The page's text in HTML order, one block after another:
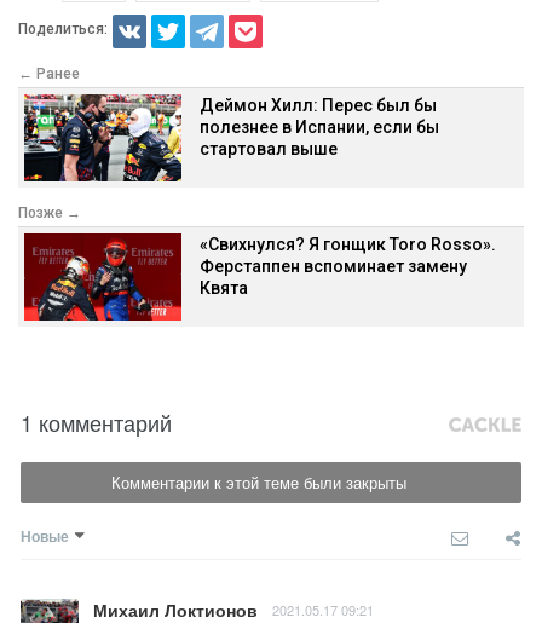
Поделиться:
← Ранее
Деймон Хилл: Перес был бы
полезнее в Испании, если бы
стартовал выше
Позже →
«Cвихнулся? Я гонщик Toro Rosso».
Ферстаппен вспоминает замену
Квята
1 комментарий
Комментарии к этой теме были закрыты
Новые
Михаил Локтионов 2021.05.17 09:21